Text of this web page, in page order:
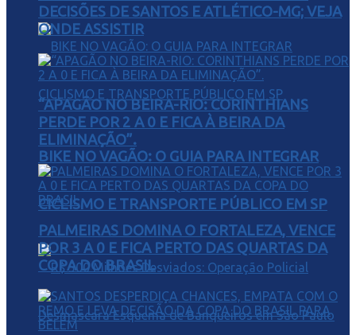
BIKE NO VAGÃO: O GUIA PARA INTEGRAR
CICLISMO E TRANSPORTE PÚBLICO EM SP
DECISÕES DE SANTOS E ATLÉTICO-MG; VEJA
ONDE ASSISTIR
“APAGÃO NO BEIRA-RIO: CORINTHIANS
PERDE POR 2 A 0 E FICA À BEIRA DA
ELIMINAÇÃO”.
PALMEIRAS DOMINA O FORTALEZA, VENCE
POR 3 A 0 E FICA PERTO DAS QUARTAS DA
COPA DO BRASIL